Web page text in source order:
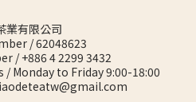
業有限公司
/ 62048623
/ +886 4 2299 3432
Monday to Friday 9:00-18:00